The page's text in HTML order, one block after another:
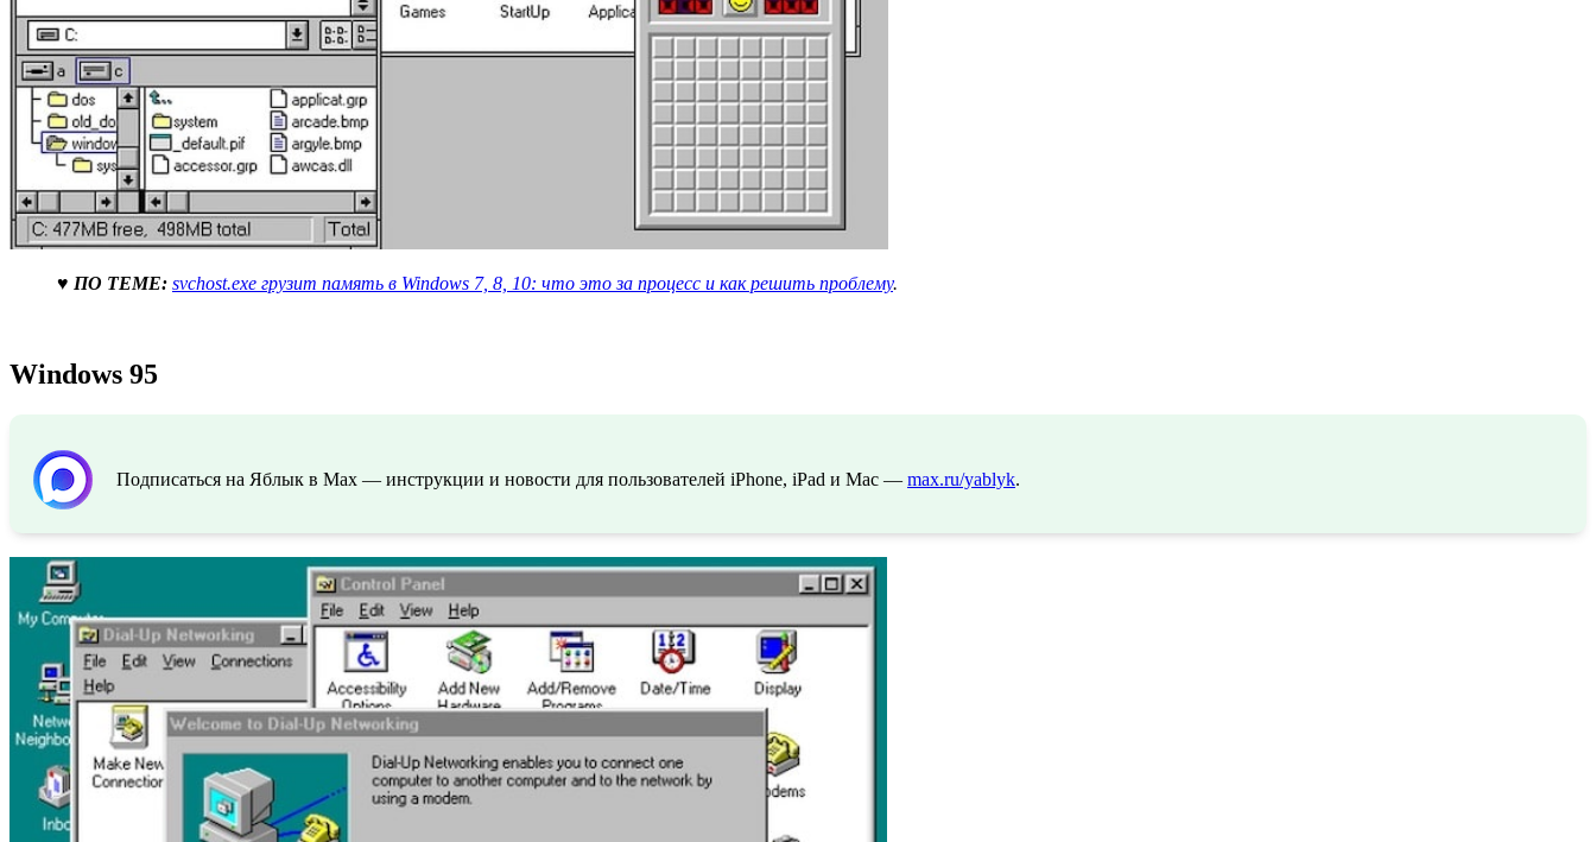
♥ ПО ТЕМЕ: svchost.exe грузит память в Windows 7, 8, 10: что это за процесс и как решить проблему.
Windows 95
Подписаться на Яблык в Max — инструкции и новости для пользователей iPhone, iPad и Mac — max.ru/yablyk.